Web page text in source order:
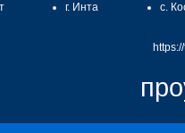
г. Инта
с.